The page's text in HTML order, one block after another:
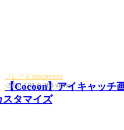
ブログ & Wordpress
·2020.7.01·0·366 views
【Cocoon】アイキャッチ
スタマイズ